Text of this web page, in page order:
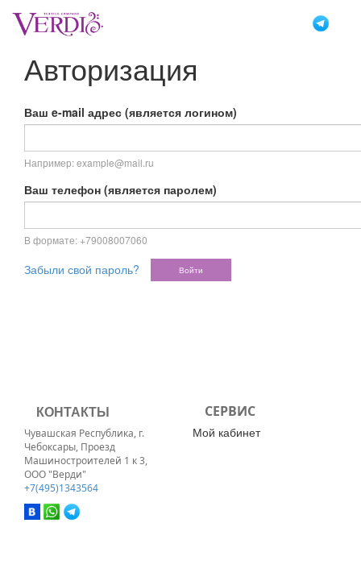
основному
содержанию
Авторизация
Ваш e-mail адрес (является логином)
Например: example@mail.ru
Ваш телефон (является паролем)
В формате: +79008007060
Забыли свой пароль?
КОНТАКТЫ
Чувашская Республика, г.
Чебоксары, Проезд
Машиностроителей 1 к 3,
ООО "Верди"
+7(495)1343564
СЕРВИС
Мой кабинет